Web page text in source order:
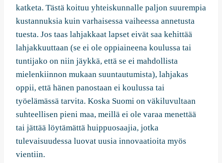
katketa. Tästä koituu yhteiskunnalle paljon suurempia
kustannuksia kuin varhaisessa vaiheessa annetusta
tuesta. Jos taas lahjakkaat lapset eivät saa kehittää
lahjakkuuttaan (se ei ole oppiaineena koulussa tai
tuntijako on niin jäykkä, että se ei mahdollista
mielenkiinnon mukaan suuntautumista), lahjakas
oppii, että hänen panostaan ei koulussa tai
työelämässä tarvita. Koska Suomi on väkiluvultaan
suhteellisen pieni maa, meillä ei ole varaa menettää
tai jättää löytämättä huippuosaajia, jotka
tulevaisuudessa luovat uusia innovaatioita myös
vientiin.